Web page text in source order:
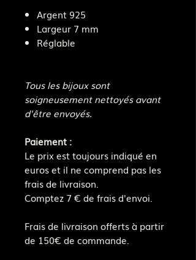
Argent 925
Largeur 7 mm
Réglable
Tous les bijoux sont
soigneusement nettoyés avant
d'être envoyés.
Paiement :
Le prix est toujours indiqué en
euros et il ne comprend pas les
frais de livraison.
Comptez 7 € de frais d'envoi.
Frais de livraison offerts à partir
de 150€ de commande.